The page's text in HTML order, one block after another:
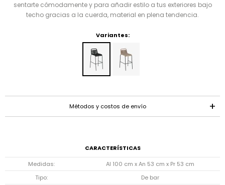
sentarte cómodamente y para añadir estilo a tus exteriores bajo
techo gracias a la cuerda, material en plena tendencia.
Variantes:
Métodos y costos de envío
CARACTERÍSTICAS
Medidas
Al 100 cm x An 53 cm x Pr 53 cm
Tipo
De bar